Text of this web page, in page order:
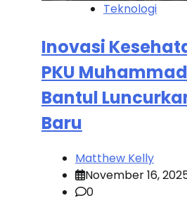
Teknologi
Inovasi
PKU
Bantul
Baru
Matthew Kelly
November 16,
0